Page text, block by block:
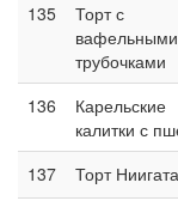
135
Торт с
вафельными
трубочками
136
Карельские
калитки с
137 Торт Ниигата